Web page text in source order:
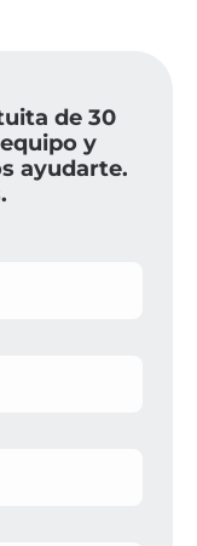
de 30
y
ayudarte.